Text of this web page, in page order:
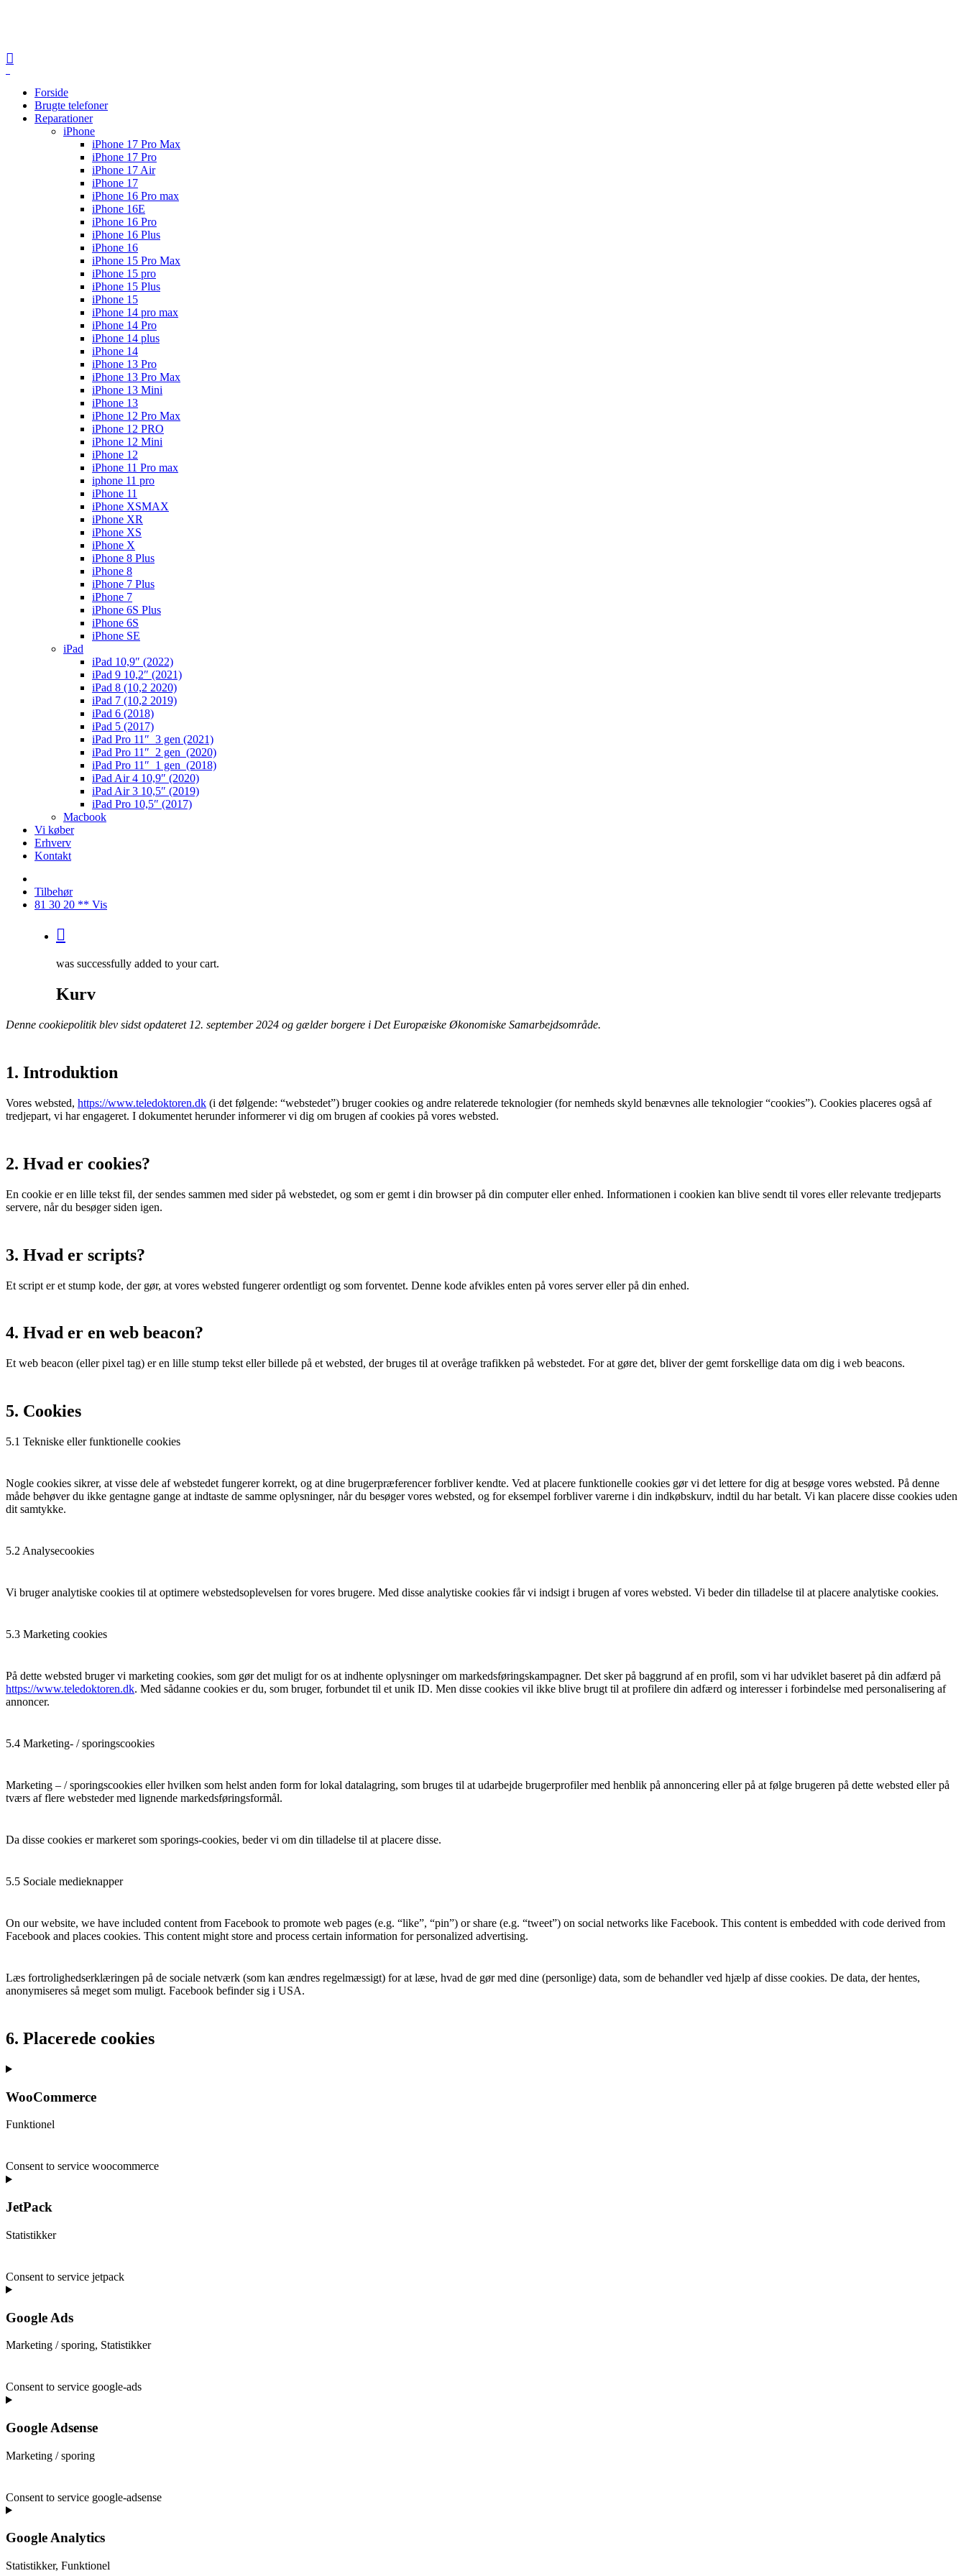
Hit enter to search or ESC to close
Forside
Brugte telefoner
Reparationer
iPhone
iPhone 17 Pro Max
iPhone 17 Pro
iPhone 17 Air
iPhone 17
iPhone 16 Pro max
iPhone 16E
iPhone 16 Pro
iPhone 16 Plus
iPhone 16
iPhone 15 Pro Max
iPhone 15 pro
iPhone 15 Plus
iPhone 15
iPhone 14 pro max
iPhone 14 Pro
iPhone 14 plus
iPhone 14
iPhone 13 Pro
iPhone 13 Pro Max
iPhone 13 Mini
iPhone 13
iPhone 12 Pro Max
iPhone 12 PRO
iPhone 12 Mini
iPhone 12
iPhone 11 Pro max
iphone 11 pro
iPhone 11
iPhone XSMAX
iPhone XR
iPhone XS
iPhone X
iPhone 8 Plus
iPhone 8
iPhone 7 Plus
iPhone 7
iPhone 6S Plus
iPhone 6S
iPhone SE
iPad
iPad 10,9″ (2022)
iPad 9 10,2″ (2021)
iPad 8 (10,2 2020)
iPad 7 (10,2 2019)
iPad 6 (2018)
iPad 5 (2017)
iPad Pro 11″ 3 gen (2021)
iPad Pro 11″ 2 gen (2020)
iPad Pro 11″ 1 gen (2018)
iPad Air 4 10,9″ (2020)
iPad Air 3 10,5″ (2019)
iPad Pro 10,5″ (2017)
Macbook
Vi køber
Erhverv
Kontakt
Tilbehør
81 30 20 ** Vis
was successfully added to your cart.
Kurv
Denne cookiepolitik blev sidst opdateret 12. september 2024 og gælder borgere i Det Europæiske Økonomiske Samarbejdsområde.
1. Introduktion
Vores websted, https://www.teledoktoren.dk (i det følgende: “webstedet”) bruger cookies og andre relaterede teknologier (for nemheds skyld benævnes alle teknologier “cookies”). Cookies placeres også af
tredjepart, vi har engageret. I dokumentet herunder informerer vi dig om brugen af ​​cookies på vores websted.
2. Hvad er cookies?
En cookie er en lille tekst fil, der sendes sammen med sider på webstedet, og som er gemt i din browser på din computer eller enhed. Informationen i cookien kan blive sendt til vores eller relevante tredjeparts
servere, når du besøger siden igen.
3. Hvad er scripts?
Et script er et stump kode, der gør, at vores websted fungerer ordentligt og som forventet. Denne kode afvikles enten på vores server eller på din enhed.
4. Hvad er en web beacon?
Et web beacon (eller pixel tag) er en lille stump tekst eller billede på et websted, der bruges til at overåge trafikken på webstedet. For at gøre det, bliver der gemt forskellige data om dig i web beacons.
5. Cookies
5.1 Tekniske eller funktionelle cookies
Nogle cookies sikrer, at visse dele af webstedet fungerer korrekt, og at dine brugerpræferencer forbliver kendte. Ved at placere funktionelle cookies gør vi det lettere for dig at besøge vores websted. På denne
måde behøver du ikke gentagne gange at indtaste de samme oplysninger, når du besøger vores websted, og for eksempel forbliver varerne i din indkøbskurv, indtil du har betalt. Vi kan placere disse cookies uden
dit samtykke.
5.2 Analysecookies
Vi bruger analytiske cookies til at optimere webstedsoplevelsen for vores brugere. Med disse analytiske cookies får vi indsigt i brugen af ​​vores websted. Vi beder din tilladelse til at placere analytiske cookies.
5.3 Marketing cookies
På dette websted bruger vi marketing cookies, som gør det muligt for os at indhente oplysninger om markedsføringskampagner. Det sker på baggrund af en profil, som vi har udviklet baseret på din adfærd på
https://www.teledoktoren.dk. Med sådanne cookies er du, som bruger, forbundet til et unik ID. Men disse cookies vil ikke blive brugt til at profilere din adfærd og interesser i forbindelse med personalisering af
annoncer.
5.4 Marketing- / sporingscookies
Marketing – / sporingscookies eller hvilken som helst anden form for lokal datalagring, som bruges til at udarbejde brugerprofiler med henblik på annoncering eller på at følge brugeren på dette websted eller på
tværs af flere websteder med lignende markedsføringsformål.
Da disse cookies er markeret som sporings-cookies, beder vi om din tilladelse til at placere disse.
5.5 Sociale medieknapper
On our website, we have included content from Facebook to promote web pages (e.g. “like”, “pin”) or share (e.g. “tweet”) on social networks like Facebook. This content is embedded with code derived from
Facebook and places cookies. This content might store and process certain information for personalized advertising.
Læs fortrolighedserklæringen på de sociale netværk (som kan ændres regelmæssigt) for at læse, hvad de gør med dine (personlige) data, som de behandler ved hjælp af disse cookies. De data, der hentes,
anonymiseres så meget som muligt. Facebook befinder sig i USA.
6. Placerede cookies
WooCommerce
Funktionel
Consent to service woocommerce
JetPack
Statistikker
Consent to service jetpack
Google Ads
Marketing / sporing, Statistikker
Consent to service google-ads
Google Adsense
Marketing / sporing
Consent to service google-adsense
Google Analytics
Statistikker, Funktionel